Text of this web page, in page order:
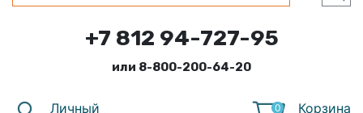
+7 812 94-727-95
или 8-800-200-64-20
Личный
0
Корзина